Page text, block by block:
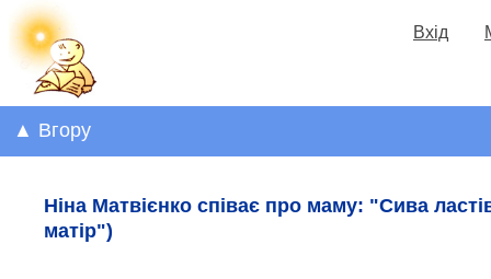
Вхід
▲ Вгору
Ніна Матвієнко співає про маму: "Сива
матір")